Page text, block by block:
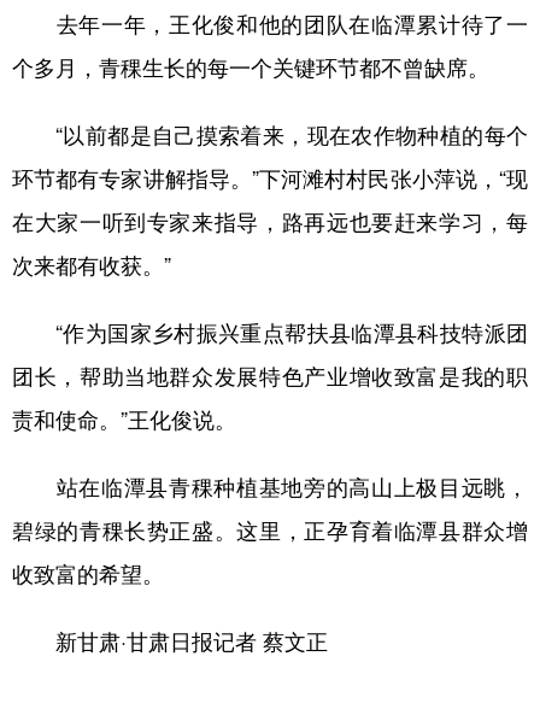
去年一年，王化俊和他的团队在临潭累计待了一
个多月，青稞生长的每一个关键环节都不曾缺席。
“以前都是自己摸索着来，现在农作物种植的每个
环节都有专家讲解指导。”下河滩村村民张小萍说，“现
在大家一听到专家来指导，路再远也要赶来学习，每
次来都有收获。”
“作为国家乡村振兴重点帮扶县临潭县科技特派团
团长，帮助当地群众发展特色产业增收致富是我的职
责和使命。”王化俊说。
站在临潭县青稞种植基地旁的高山上极目远眺，
碧绿的青稞长势正盛。这里，正孕育着临潭县群众增
收致富的希望。
新甘肃·甘肃日报记者 蔡文正